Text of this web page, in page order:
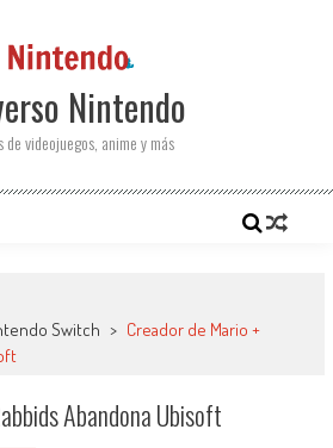
Nintendo
de videojuegos, anime y más
Switch > Creador de Mario +
Abandona Ubisoft